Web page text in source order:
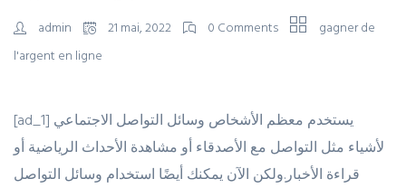
admin 21 mai, 2022 0 Comments
gagner de
l'argent en ligne
[ad_1] يستخدم معظم الأشخاص وسائل التواصل الاجتماعي
لأشياء مثل التواصل مع الأصدقاء أو مشاهدة الأحداث الرياضية أو
قراءة الأخبار.ولكن الآن يمكنك أيضًا استخدام وسائل التواصل